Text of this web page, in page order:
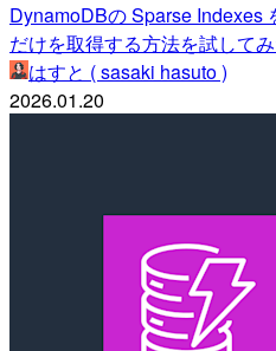
DynamoDBの Sparse Indexes
だけを取得する方法を試して
はすと ( sasaki hasuto )
2026.01.20